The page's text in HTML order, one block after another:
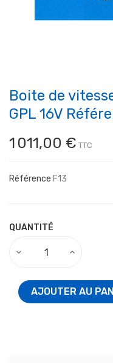
Boite de
GPL 16V
1 011,00 € TTC
Référence F13
QUANTITÉ
AJOUTER AU